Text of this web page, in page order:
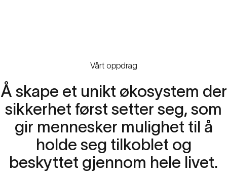
Vårt oppdrag
Å skape et unikt økosystem der
sikkerhet først setter seg, som
gir mennesker mulighet til å
holde seg tilkoblet og
beskyttet gjennom hele livet.